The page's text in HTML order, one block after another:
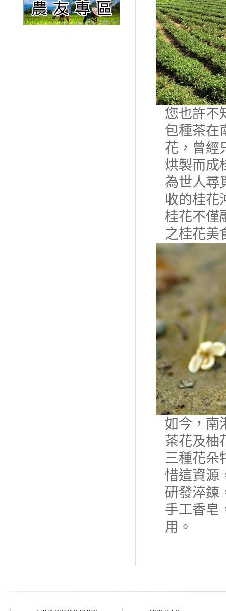
您也許不
包種茶在
花，曾經
烘製而成
為世人尋
收的桂花
桂花不僅
之桂花美
如今，南
茶花及柚
三種花朵
惜這資源
研發淬鍊
手工香皂
用。